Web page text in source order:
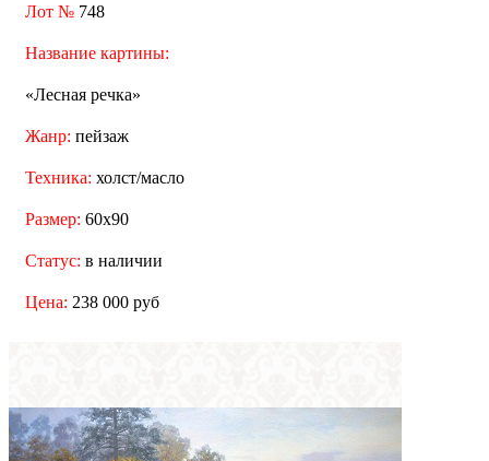
Лот № 748
Название картины:
«Лесная речка»
Жанр: пейзаж
Техника: холст/масло
Размер: 60x90
Статус: в наличии
Цена: 238 000 руб